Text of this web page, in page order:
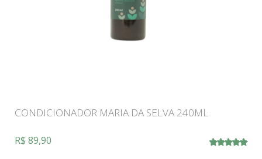
CONDICIONADOR MARIA DA SELVA 240ML
R$ 89,90